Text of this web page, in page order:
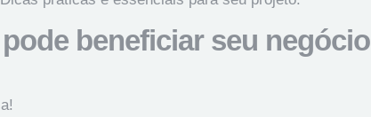
beneficiar seu negócio